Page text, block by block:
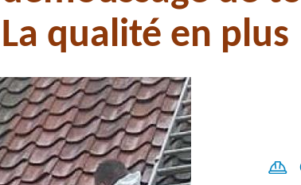
qualité en plus